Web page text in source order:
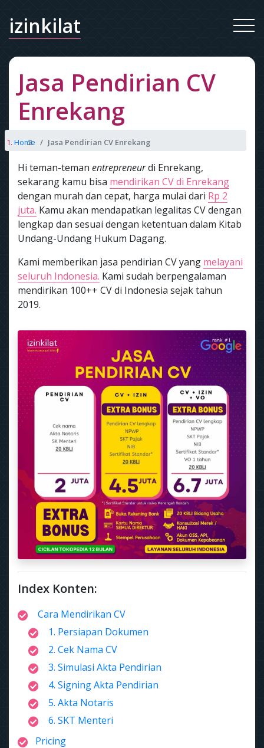
izinkilat
Jasa Pendirian CV
Enrekang
Home Jasa Pendirian CV Enrekang
Hi teman-teman entrepreneurdi Enrekang,
sekarang kamu bisa mendirikan CV di Enrekang
dengan murah dan cepat, harga mulai dari Rp 2
juta. Kamu akan mendapatkan legalitas CV dengan
lengkap dan sesuai dengan ketentuan dalam Kitab
Undang-Undang Hukum Dagang.
Kami memberikan jasa pendirian CV yang melayani
seluruh Indonesia. Kami sudah berpengalaman
mendirikan 100++ CV di Indonesia sejak tahun
2019.
Index Konten:
Cara Mendirikan CV
1. Persiapan Dokumen
2. Cek Nama CV
3. Simulasi Akta Pendirian
4. Signing Akta Pendirian
5. Akta Notaris
6. SKT Menteri
Pricing